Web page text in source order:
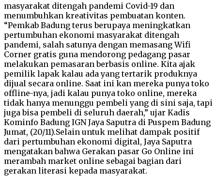
masyarakat ditengah pandemi Covid-19 dan
menumbuhkan kreativitas pembuatan konten.
“Pemkab Badung terus berupaya meningkatkan
pertumbuhan ekonomi masyarakat ditengah
pandemi, salah satunya dengan memasang Wifi
Corner gratis guna mendorong pedagang pasar
melakukan pemasaran berbasis online. Kita ajak
pemilik lapak kalau ada yang tertarik produknya
dijual secara online. Saat ini kan mereka punya toko
offline-nya, jadi kalau punya toko online, mereka
tidak hanya menunggu pembeli yang di sini saja, tapi
juga bisa pembeli di seluruh daerah,” ujar Kadis
Kominfo Badung IGN Jaya Saputra di Puspem Badung
Jumat, (20/11).Selain untuk melihat dampak positif
dari pertumbuhan ekonomi digital, Jaya Saputra
mengatakan bahwa Gerakan pasar Go Online ini
merambah market online sebagai bagian dari
gerakan literasi kepada masyarakat.